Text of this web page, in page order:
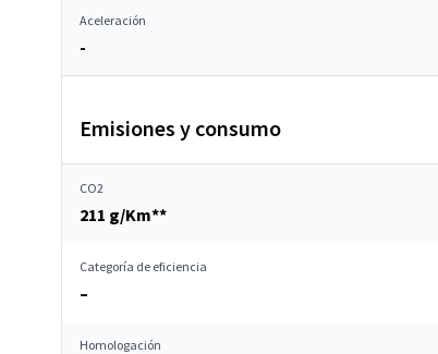
Aceleración
-
Emisiones y consumo
CO2
211 g/Km**
Categoría de eficiencia
–
Homologación